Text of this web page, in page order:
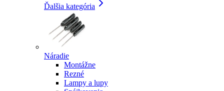
Ďalšia kategória
Náradie
Montážne
Rezné
Lampy a lupy